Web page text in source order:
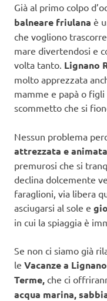
Già al primo colpo
balneare friulana è
che vogliono
mare divertendosi e
volta tanto. Lignano
molto apprezzata
mamme e papà o
scommetto che si
Nessun problema
attrezzata e
premurosi che si
declina dolcemente
faraglioni, via libera
asciugarsi al sole e
in cui la spiaggia è
Se non ci siamo già
le Vacanze a
Terme, che ci
acqua marina,